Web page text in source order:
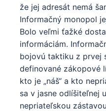
že jej adresát nemá
Informačný monopol
Bolo veľmi ťažké
informáciám.
bojovú taktiku z prvej
definované zákopové
kto je „náš“ a kto
sa v jasne odlíšiteľnej
nepriateľskou